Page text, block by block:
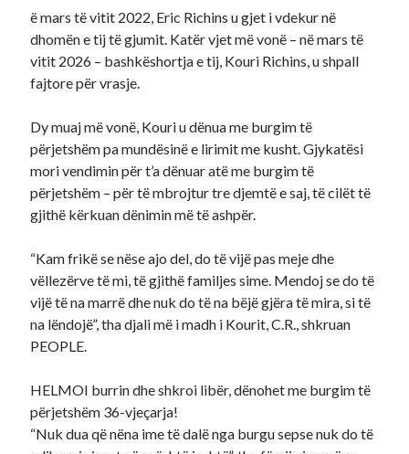
ë mars të vitit 2022, Eric Richins u gjet i vdekur në
dhomën e tij të gjumit. Katër vjet më vonë – në mars të
vitit 2026 – bashkëshortja e tij, Kouri Richins, u shpall
fajtore për vrasje.
Dy muaj më vonë, Kouri u dënua me burgim të
përjetshëm pa mundësinë e lirimit me kusht. Gjykatësi
mori vendimin për t’a dënuar atë me burgim të
përjetshëm – për të mbrojtur tre djemtë e saj, të cilët të
gjithë kërkuan dënimin më të ashpër.
“Kam frikë se nëse ajo del, do të vijë pas meje dhe
vëllezërve të mi, të gjithë familjes sime. Mendoj se do të
vijë të na marrë dhe nuk do të na bëjë gjëra të mira, si të
na lëndojë”, tha djali më i madh i Kourit, C.R., shkruan
PEOPLE.
HELMOI burrin dhe shkroi libër, dënohet me burgim të
përjetshëm 36-vjeçarja!
“Nuk dua që nëna ime të dalë nga burgu sepse nuk do të